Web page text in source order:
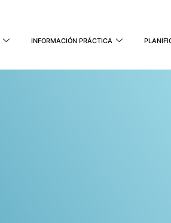
INFORMACIÓN PRÁCTICA